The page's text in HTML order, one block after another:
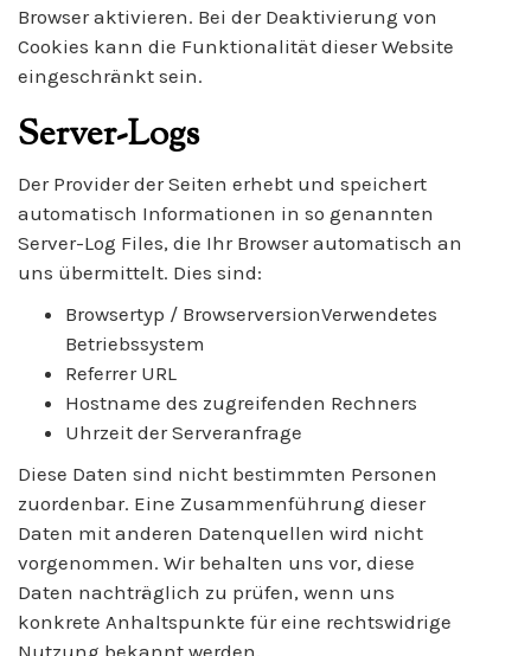
Browser aktivieren. Bei der Deaktivierung von
Cookies kann die Funktionalität dieser Website
eingeschränkt sein.
Server-Logs
Der Provider der Seiten erhebt und speichert
automatisch Informationen in so genannten
Server-Log Files, die Ihr Browser automatisch an
uns übermittelt. Dies sind:
Browsertyp / BrowserversionVerwendetes
Betriebssystem
Referrer URL
Hostname des zugreifenden Rechners
Uhrzeit der Serveranfrage
Diese Daten sind nicht bestimmten Personen
zuordenbar. Eine Zusammenführung dieser
Daten mit anderen Datenquellen wird nicht
vorgenommen. Wir behalten uns vor, diese
Daten nachträglich zu prüfen, wenn uns
konkrete Anhaltspunkte für eine rechtswidrige
Nutzung bekannt werden.